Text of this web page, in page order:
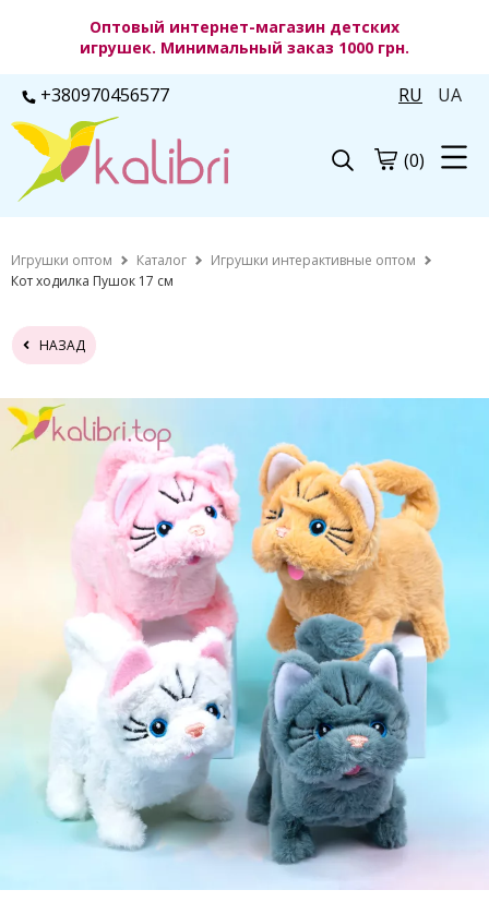
Оптовый интернет-магазин детских
игрушек. Минимальный заказ 1000 грн.
+380970456577 RU UA
(0)
Игрушки оптом Каталог
Игрушки интерактивные оптом
Кот ходилка Пушок 17 см
НАЗАД